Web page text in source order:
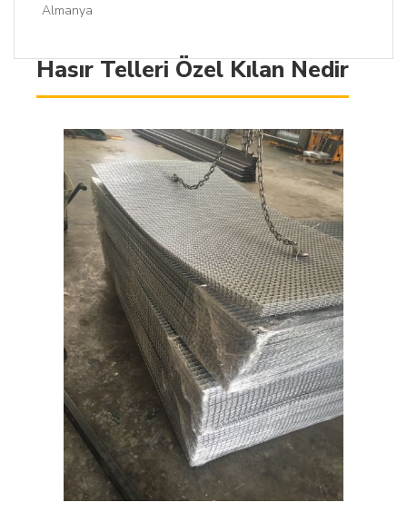
Almanya
Hasır Telleri Özel Kılan Nedir